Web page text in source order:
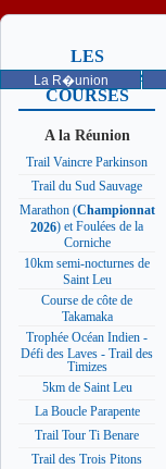
La R�union
LES
PROCHAINES
COURSES
A la Réunion
Trail Vaincre Parkinson
Trail du Sud Sauvage
Marathon (Championnat
2026) et Foulées de la
Corniche
10km semi-nocturnes de
Saint Leu
Course de côte de
Takamaka
Trophée Océan Indien -
Défi des Laves - Trail des
Timizes
5km de Saint Leu
La Boucle Parapente
Trail Tour Ti Benare
Trail des Trois Pitons